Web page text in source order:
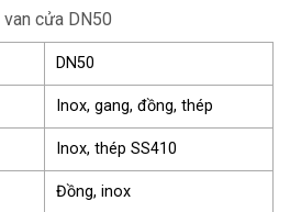
cửa DN50
DN50
Inox, gang, đồng, thép
Inox, thép SS410
Đồng, inox